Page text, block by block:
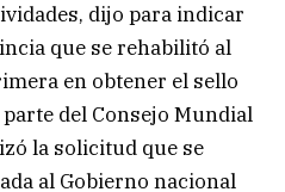
dijo para indicar
que se rehabilitó al
en obtener el sello
del Consejo Mundial
la solicitud que se
al Gobierno nacional